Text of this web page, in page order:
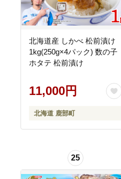
北海道産 しかべ 松前漬け
1kg(250g×4パック) 数の子
ホタテ 松前漬け
11,000円
北海道 鹿部町
25